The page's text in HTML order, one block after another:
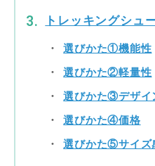
トレッキングシュ
選びかた①機能性
選びかた②軽量性
選びかた③デザイ
選びかた④価格
選びかた⑤サイズ